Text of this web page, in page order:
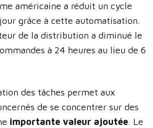
américaine a réduit un cycle
grâce à cette automatisation.
de la distribution a diminué le
à 24 heures au lieu de 6
des tâches permet aux
de se concentrer sur des
importante valeur ajoutée. Le